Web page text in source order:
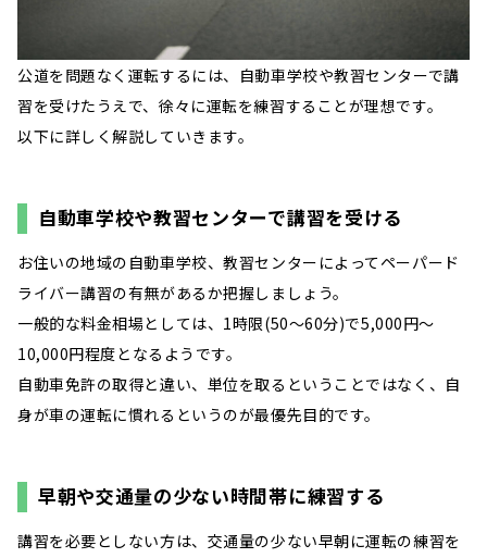
公道を問題なく運転するには、自動車学校や教習センターで講
習を受けたうえで、徐々に運転を練習することが理想です。
以下に詳しく解説していきます。
自動車学校や教習センターで講習を受ける
お住いの地域の自動車学校、教習センターによってペーパード
ライバー講習の有無があるか把握しましょう。
一般的な料金相場としては、1時限(50～60分)で5,000円～
10,000円程度となるようです。
自動車免許の取得と違い、単位を取るということではなく、自
身が車の運転に慣れるというのが最優先目的です。
早朝や交通量の少ない時間帯に練習する
講習を必要としない方は、交通量の少ない早朝に運転の練習を